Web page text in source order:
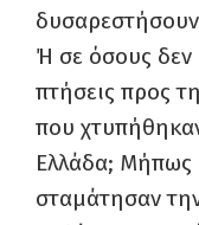
δυσαρεστήσουν
Ή σε όσους δεν
πτήσεις προς
που
Ελλάδα; Μήπως
σταμάτησαν